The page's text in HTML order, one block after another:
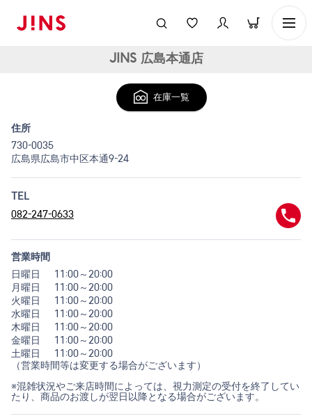
JINS 広島本通店
在庫一覧
住所
730-0035
広島県広島市中区本通9-24
TEL
082-247-0633
営業時間
日曜日
11:00～20:00
月曜日
11:00～20:00
火曜日
11:00～20:00
水曜日
11:00～20:00
木曜日
11:00～20:00
金曜日
11:00～20:00
土曜日
11:00～20:00
（営業時間等は変更する場合がございます）
※混雑状況やご来店時間によっては、視力測定の受付を終了してい
たり、商品のお渡しが翌日以降となる場合がございます。